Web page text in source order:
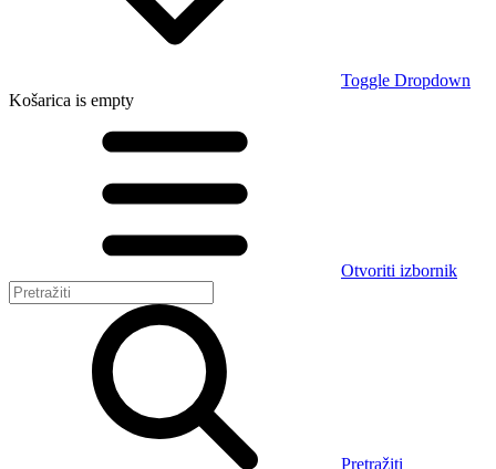
Toggle Dropdown
Košarica is empty
Otvoriti izbornik
Pretražiti